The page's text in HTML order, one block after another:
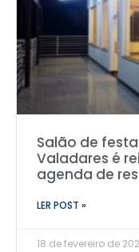
Salão de
Valadares é
agenda de
LER POST »
18 de fevereiro de